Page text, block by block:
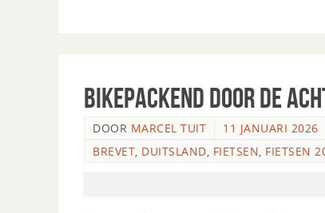
Bikepackend door de
DOOR MARCEL TUIT
11 JANUARI 2026
BREVET, DUITSLAND, FIETSEN, FIETSEN